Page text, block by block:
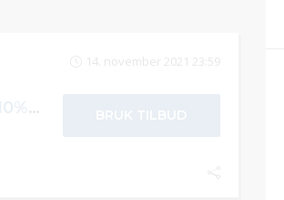
14. november 2021 23:59